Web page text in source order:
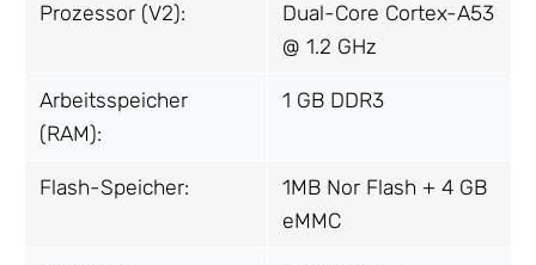
Prozessor (V2):
Dual-Core Cortex-A53
@ 1.2 GHz
Arbeitsspeicher
(RAM):
1 GB DDR3
Flash-Speicher:
1MB Nor Flash + 4 GB
eMMC